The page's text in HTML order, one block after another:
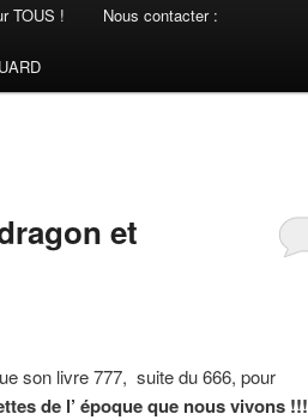
TOUS ! Nous contacter :
et
son livre 777, suite du 666, pour
de l’ époque que nous vivons !!!